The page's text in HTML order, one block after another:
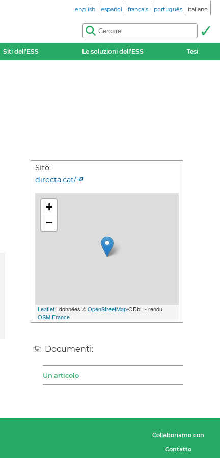
english español français português italiano
Siti dell’ESS Le soluzioni dell’ESS Tesi
Sito:
directa.cat/
+
−
Leaflet | données ©OpenStreetMap/ODbL - rendu
OSM France
Documenti:
Un articolo
Collaboriamo con
Contatto